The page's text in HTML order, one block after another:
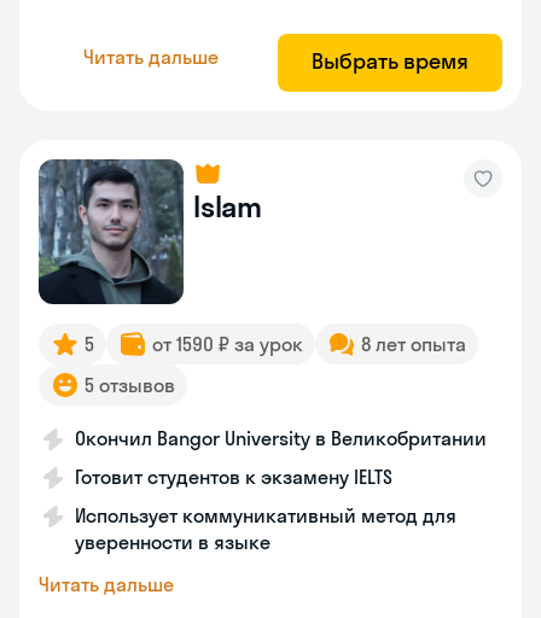
Читать дальше Выбрать время
Islam
5 от 1590 ₽ за урок
8 лет опыта
5 отзывов
Окончил Bangor University в Великобритании
Готовит студентов к экзамену IELTS
Использует коммуникативный метод для
уверенности в языке
Читать дальше